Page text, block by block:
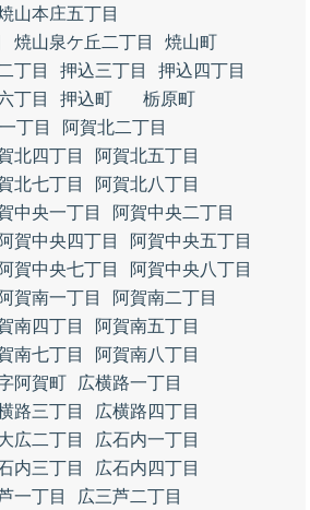
山本庄五丁目
焼山泉ケ丘二丁目
焼山町
丁目 押込三丁目
押込四丁目
丁目 押込町
栃原町
丁目
阿賀北二丁目
北四丁目
阿賀北五丁目
北七丁目
阿賀北八丁目
中央一丁目
阿賀中央二丁目
阿賀中央四丁目
阿賀中央五丁目
阿賀中央七丁目
阿賀中央八丁目
阿賀南一丁目
阿賀南二丁目
南四丁目
阿賀南五丁目
南七丁目
阿賀南八丁目
阿賀町
広横路一丁目
路三丁目
広横路四丁目
広二丁目
広石内一丁目
内三丁目
広石内四丁目
一丁目 広三芦二丁目